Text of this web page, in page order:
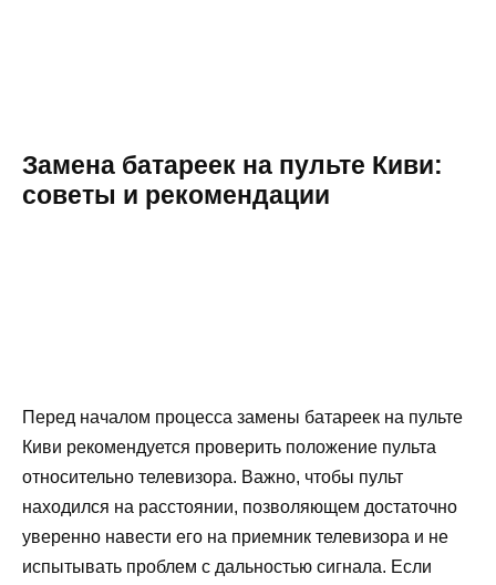
Замена батареек на пульте Киви:
советы и рекомендации
Перед началом процесса замены батареек на пульте
Киви рекомендуется проверить положение пульта
относительно телевизора. Важно, чтобы пульт
находился на расстоянии, позволяющем достаточно
уверенно навести его на приемник телевизора и не
испытывать проблем с дальностью сигнала. Если